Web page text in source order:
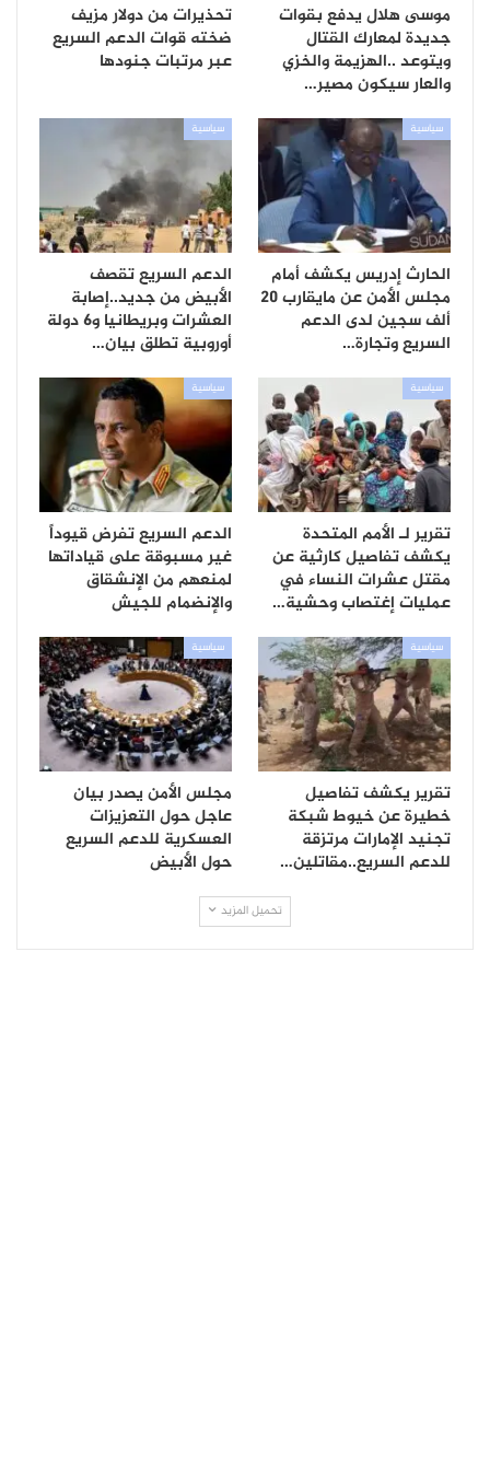
موسى هلال يدفع بقوات
جديدة لمعارك القتال
ويتوعد ..الهزيمة والخزي
والعار سيكون مصير…
تحذيرات من دولار مزيف
ضخته قوات الدعم السريع
عبر مرتبات جنودها
سياسية
الحارث إدريس يكشف أمام
مجلس الأمن عن مايقارب 20
ألف سجين لدى الدعم
السريع وتجارة…
سياسية
الدعم السريع تقصف
الأبيض من جديد..إصابة
العشرات وبريطانيا و6 دولة
أوروبية تطلق بيان…
سياسية
تقرير لـ الأمم المتحدة
يكشف تفاصيل كارثية عن
مقتل عشرات النساء في
عمليات إغتصاب وحشية…
سياسية
الدعم السريع تفرض قيوداً
غير مسبوقة على قياداتها
لمنعهم من الإنشقاق
والإنضمام للجيش
سياسية
تقرير يكشف تفاصيل
خطيرة عن خيوط شبكة
تجنيد الإمارات مرتزقة
للدعم السريع..مقاتلين…
سياسية
مجلس الأمن يصدر بيان
عاجل حول التعزيزات
العسكرية للدعم السريع
حول الأبيض
تحميل المزيد